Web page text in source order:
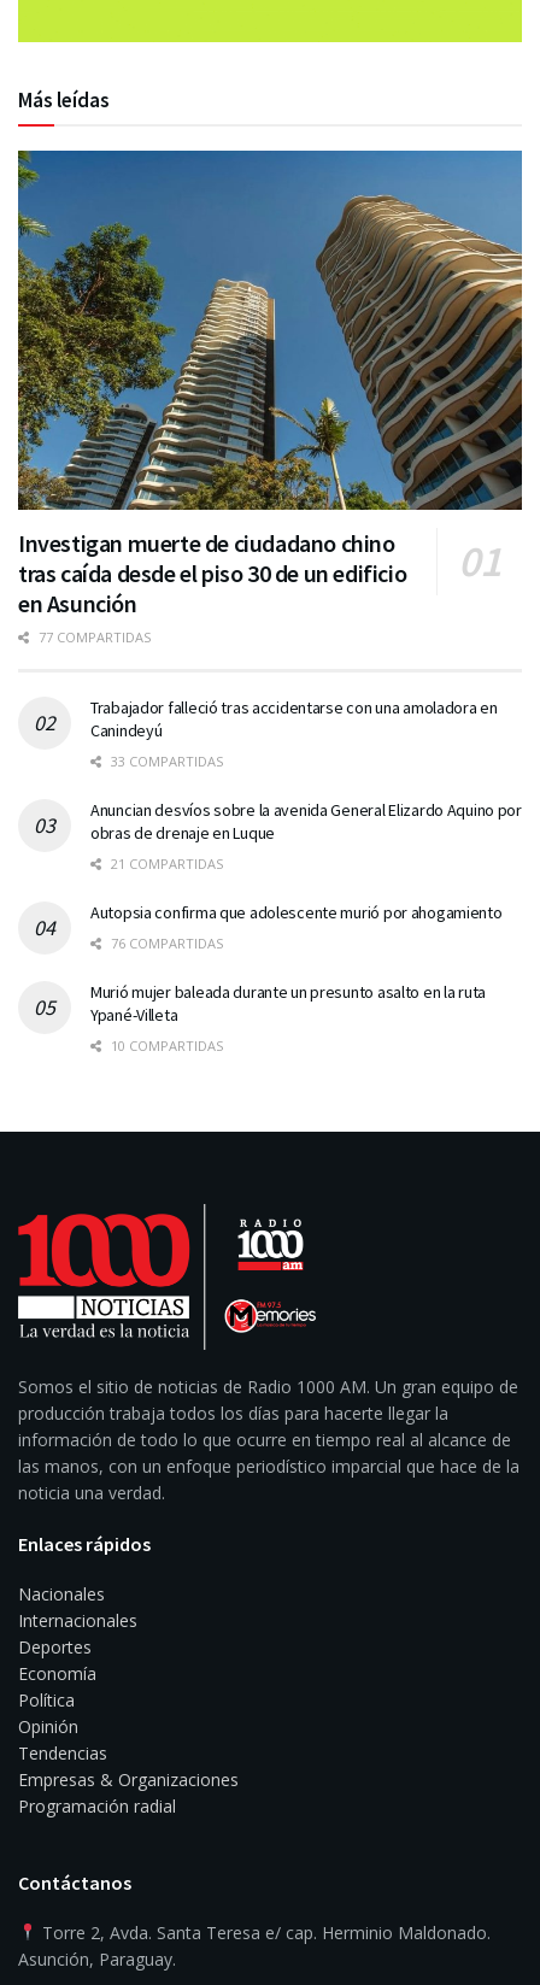
Más leídas
Investigan muerte de ciudadano chino
tras caída desde el piso 30 de un edificio
en Asunción
77 COMPARTIDAS
Trabajador falleció tras accidentarse con una amoladora en
Canindeyú
33 COMPARTIDAS
Anuncian desvíos sobre la avenida General Elizardo Aquino por
obras de drenaje en Luque
21 COMPARTIDAS
Autopsia confirma que adolescente murió por ahogamiento
76 COMPARTIDAS
Murió mujer baleada durante un presunto asalto en la ruta
Ypané-Villeta
10 COMPARTIDAS
Somos el sitio de noticias de Radio 1000 AM. Un gran equipo de
producción trabaja todos los días para hacerte llegar la
información de todo lo que ocurre en tiempo real al alcance de
las manos, con un enfoque periodístico imparcial que hace de la
noticia una verdad.
Enlaces rápidos
Nacionales
Internacionales
Deportes
Economía
Política
Opinión
Tendencias
Empresas & Organizaciones
Programación radial
Contáctanos
Torre 2, Avda. Santa Teresa e/ cap. Herminio Maldonado.
Asunción, Paraguay.